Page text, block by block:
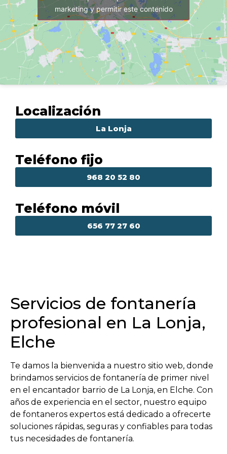
marketing y permitir este contenido
Localización
La Lonja
Teléfono fijo
968 20 52 80
Teléfono móvil
656 77 27 60
Servicios de fontanería
profesional en La Lonja,
Elche
Te damos la bienvenida a nuestro sitio web, donde
brindamos servicios de fontanería de primer nivel
en el encantador barrio de La Lonja, en Elche. Con
años de experiencia en el sector, nuestro equipo
de fontaneros expertos está dedicado a ofrecerte
soluciones rápidas, seguras y confiables para todas
tus necesidades de fontanería.